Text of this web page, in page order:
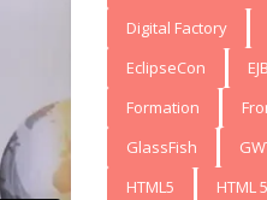
Digital Factory
EclipseCon
EJB
Formation
GlassFish
HTML5
HTML 5